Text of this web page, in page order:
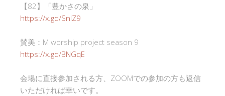
【82】「豊かさの泉」
https://x.gd/SnlZ9
賛美：M worship project season 9
https://x.gd/BNGqE
会場に直接参加される方、ZOOMでの参加の方も返信
いただければ幸いです。